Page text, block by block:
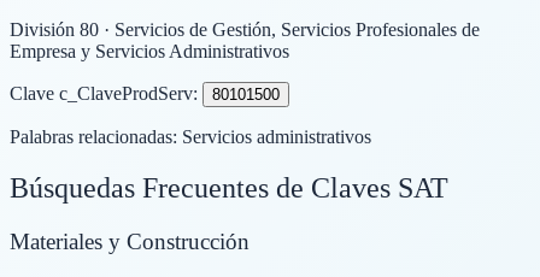
División 80 · Servicios de Gestión, Servicios Profesionales de
Empresa y Servicios Administrativos
Clave c_ClaveProdServ: 80101500
Palabras relacionadas: Servicios administrativos
Búsquedas Frecuentes de Claves SAT
Materiales y Construcción